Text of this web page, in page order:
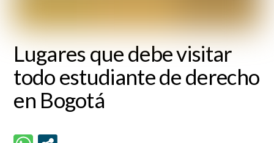
Lugares que debe visitar
todo estudiante de derecho
en Bogotá